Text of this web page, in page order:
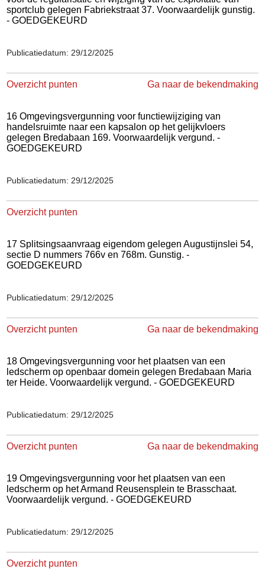
sportclub gelegen Fabriekstraat 37. Voorwaardelijk gunstig.
- GOEDGEKEURD
Publicatiedatum: 29/12/2025
Overzicht punten Ga naar de bekendmaking
16 Omgevingsvergunning voor functiewijziging van
handelsruimte naar een kapsalon op het gelijkvloers
gelegen Bredabaan 169. Voorwaardelijk vergund. -
GOEDGEKEURD
Publicatiedatum: 29/12/2025
Overzicht punten
17 Splitsingsaanvraag eigendom gelegen Augustijnslei 54,
sectie D nummers 766v en 768m. Gunstig. -
GOEDGEKEURD
Publicatiedatum: 29/12/2025
Overzicht punten Ga naar de bekendmaking
18 Omgevingsvergunning voor het plaatsen van een
ledscherm op openbaar domein gelegen Bredabaan Maria
ter Heide. Voorwaardelijk vergund. - GOEDGEKEURD
Publicatiedatum: 29/12/2025
Overzicht punten Ga naar de bekendmaking
19 Omgevingsvergunning voor het plaatsen van een
ledscherm op het Armand Reusensplein te Brasschaat.
Voorwaardelijk vergund. - GOEDGEKEURD
Publicatiedatum: 29/12/2025
Overzicht punten